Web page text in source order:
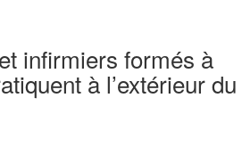
infirmiers formés à
à l’extérieur du